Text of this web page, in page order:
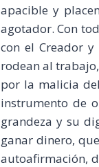
apacible y
agotador. Con
con el Creador
rodean al
por la malicia
instrumento de
grandeza y su
ganar dinero,
autoafirmación,